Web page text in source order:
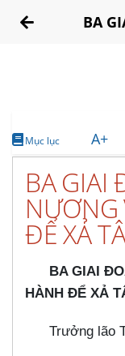
BA
Mục lục A+
BA GIAI
NƯƠNG
ĐỂ XẢ
BA GIAI
HÀNH ĐỂ XẢ
Trưởng lão